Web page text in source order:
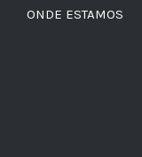
ONDE ESTAMOS